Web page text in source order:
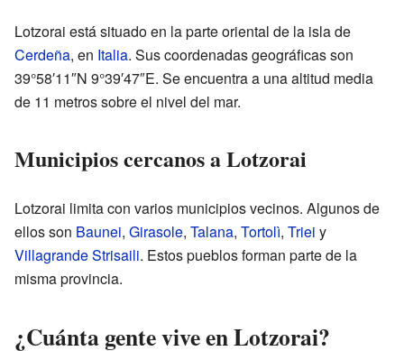
Lotzorai está situado en la parte oriental de la isla de
Cerdeña, en Italia. Sus coordenadas geográficas son
39°58′11″N 9°39′47″E. Se encuentra a una altitud media
de 11 metros sobre el nivel del mar.
Municipios cercanos a Lotzorai
Lotzorai limita con varios municipios vecinos. Algunos de
ellos son Baunei, Girasole, Talana, Tortolì, Triei y
Villagrande Strisaili. Estos pueblos forman parte de la
misma provincia.
¿Cuánta gente vive en Lotzorai?